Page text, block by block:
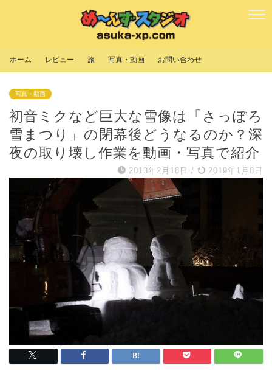
ホーム レビュー 旅 写真・動画 お問い合わせ
写真・動画
初音ミクなど巨大な雪像は「さっぽろ
雪まつり」の閉幕後どうなるのか？深
夜の取り壊し作業を動画・写真で紹介
2013年2月18日 / 2019年1月8日